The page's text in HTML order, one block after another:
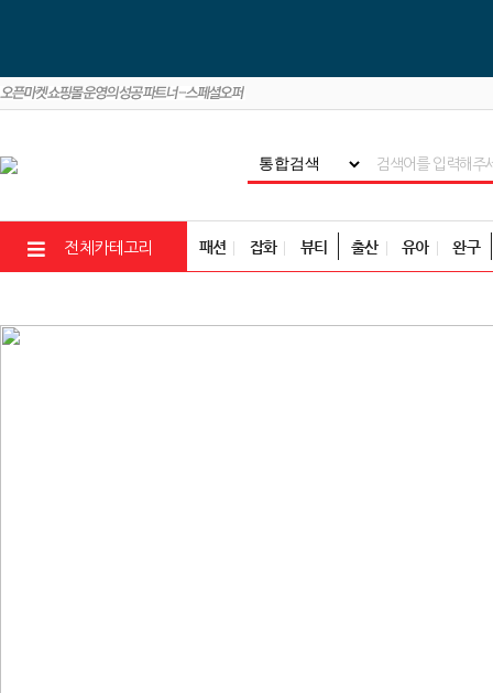
전체카테고리 패션 잡화 뷰티 출산 유아 완구